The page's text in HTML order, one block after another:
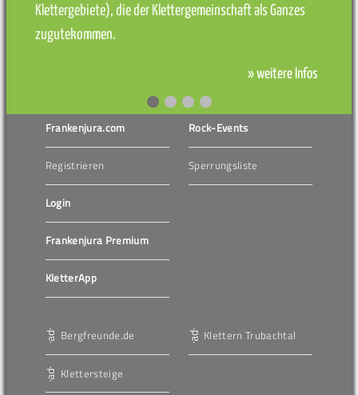
Klettergebiete), die der Klettergemeinschaft als Ganzes
zugutekommen.
» weitere Infos
Frankenjura.com
Registrieren
Login
Frankenjura Premium
KletterApp
Rock-Events
Sperrungsliste
Bergfreunde.de
Klettersteige
Klettern Trubachtal